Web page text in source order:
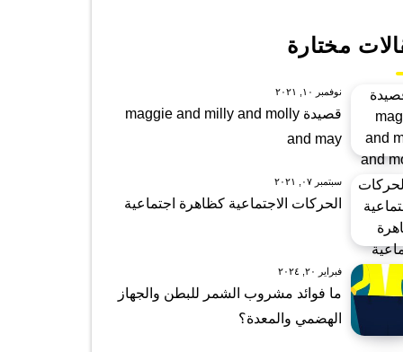
مختارة
نوفمبر ١٠, ٢٠٢١
قصيدة maggie and milly and molly
and may
سبتمبر ٠٧, ٢٠٢١
الحركات الاجتماعية كظاهرة اجتماعية
فبراير ٢٠, ٢٠٢٤
ما فوائد مشروب الشمر للبطن والجهاز
الهضمي والمعدة؟